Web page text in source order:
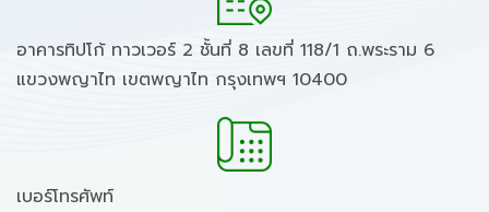
อาคารทิปโก้ ทาวเวอร์ 2 ชั้นที่ 8 เลขที่ 118/1 ถ.พระราม 6
แขวงพญาไท เขตพญาไท กรุงเทพฯ 10400
เบอร์โทรศัพท์